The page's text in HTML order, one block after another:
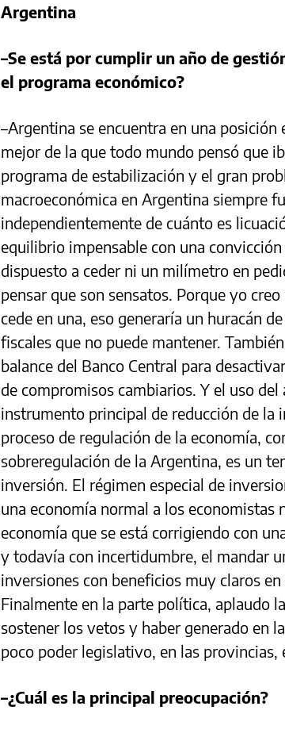
Argentina
–Se está por cumplir un año de
el programa económico?
–Argentina se encuentra en una
mejor de la que todo mundo pensó que
programa de estabilización y el gran
macroeconómica en Argentina siempre
independientemente de cuánto es
equilibrio impensable con una
dispuesto a ceder ni un milímetro en
pensar que son sensatos. Porque yo
cede en una, eso generaría un huracán
fiscales que no puede mantener.
balance del Banco Central para
de compromisos cambiarios. Y el uso
instrumento principal de reducción de la
proceso de regulación de la economía,
sobreregulación de la Argentina, es un
inversión. El régimen especial de
una economía normal a los economistas
economía que se está corrigiendo con
y todavía con incertidumbre, el mandar
inversiones con beneficios muy claros
Finalmente en la parte política, aplaudo
sostener los vetos y haber generado en
poco poder legislativo, en las provincias,
–¿Cuál es la principal preocupación?